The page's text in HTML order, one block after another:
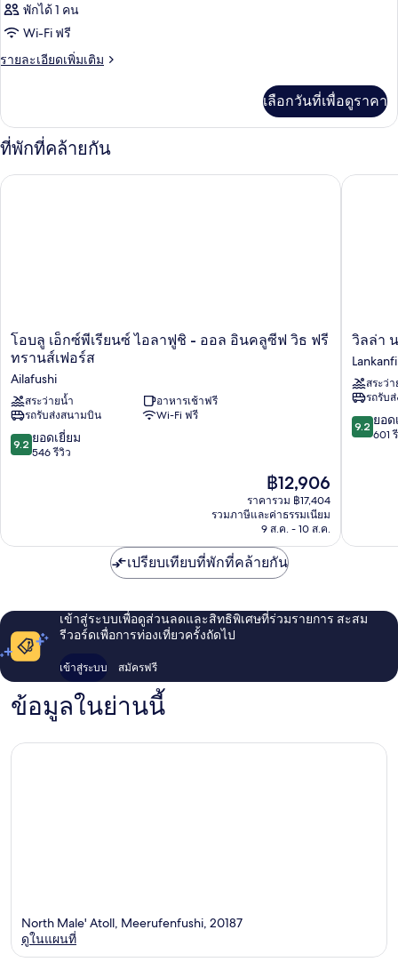
พักได้ 1 คน
Wi-Fi ฟรี
รายละเอียดเพิ่มเติม
ราย
เกี่ยว
กับ
ห้อง
เลือกวันที่เพื่อดูราคา
ที่พักที่คล้ายกัน
โอบ
ลู
พี
เรียน
ซ์
ไอ
ลา
ซีฟ
เฟอร์
Ailafushi
โอบลู เอ็กซ์พีเรียนซ์ ไอลาฟูชิ - ออล อินคลูซีฟ วิธ ฟรี
ทรานส์เฟอร์ส
Ailafushi
สระว่ายน้ำ
อาหารเช้าฟรี
รถรับส่งสนามบิน
Wi-Fi ฟรี
9.2
จาก
9.2 ยอดเยี่ยม
546 รีวิว
ราคา
ปัจจุบัน
คือ
฿12,906
฿12,906
ราคารวม ฿17,404
รวมภาษีและค่าธรรมเนียม
9 ส.ค. - 10 ส.ค.
โอบลู เอ็กซ์พีเรียนซ์ ไอลาฟูชิ - ออล อินคลูซีฟ วิธ ฟรี ทรานส์เฟอ
วิลล่า
นอ
ติกา
พาราไ
ไอส์
แลนด์
รี
วิลล่า
สระว่
รถรับ
9.2
จาก
9.2 ยอด
601
วิลล่า น
เปรียบเทียบที่พักที่คล้ายกัน
เข้าสู่ระบบเพื่อดูส่วนลดและสิทธิพิเศษที่ร่วมรายการ สะสม
รีวอร์ดเพื่อการท่องเที่ยวครั้งถัดไป
เข้าสู่ระบบ สมัครฟรี
ข้อมูลในย่านนี้
North Male' Atoll, Meerufenfushi, 20187
ดูในแผนที่